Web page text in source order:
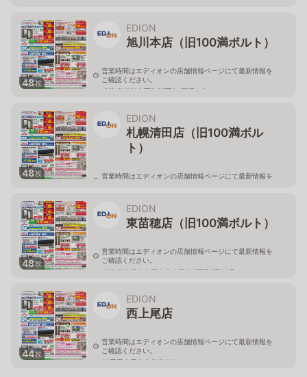
48枚
EDION
旭川本店（旧100満ボルト）
営業時間はエディオンの店舗情報ページにて最新情報を
ご確認ください。
北海道旭川市西御料五条1丁目1-5
48枚
EDION
札幌清田店（旧100満ボル
ト）
営業時間はエディオンの店舗情報ページにて最新情報を
48枚
EDION
東苗穂店（旧100満ボルト）
営業時間はエディオンの店舗情報ページにて最新情報を
ご確認ください。
北海道札幌市東区東苗穂三条2丁目5番20号
44枚
EDION
西上尾店
営業時間はエディオンの店舗情報ページにて最新情報を
ご確認ください。
埼玉県上尾市小敷谷809-1